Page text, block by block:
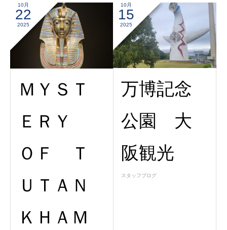
10月
22
2025
ＭＹＳＴ
ＥＲＹ
ＯＦ Ｔ
ＵＴＡＮ
ＫＨＡＭ
10月
15
2025
万博記念
公園 大
阪観光
スタッフブログ